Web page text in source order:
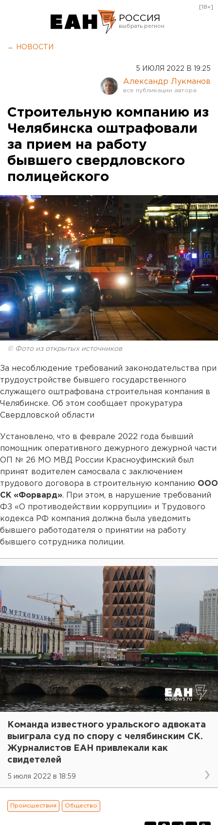
РОССИЯ
Оренбург
[18+]
← НОВОСТИ
5 ИЮЛЯ 2022 В 19:25
Александр Лукманов
Строительную компанию из
Челябинска оштрафовали
за прием на работу
бывшего свердловского
полицейского
© Фото из открытых источников
За несоблюдение требований законодательства при
трудоустройстве бывшего государственного
служащего оштрафована строительная компания в
Челябинске. Об этом сообщает прокуратура
Свердловской области
Установлено, что в феврале 2022 года бывший
помощник оперативного дежурного дежурной части
ОП № 26 МО МВД России Красноуфимский был
принят водителем самосвала с заключением
трудового договора в строительную компанию ООО
СК «Форвард». При этом, в нарушение требований
ФЗ «О противодействии коррупции» и Трудового
кодекса РФ компания должна была уведомить
бывшего работодателя о принятии на работу
бывшего сотрудника полиции.
Команда известного уральского адвоката
выиграла суд по спору с челябинским СК.
Журналистов ЕАН привлекали как
свидетелей
5 июля 2022 в 18:59
Происшествия Общество